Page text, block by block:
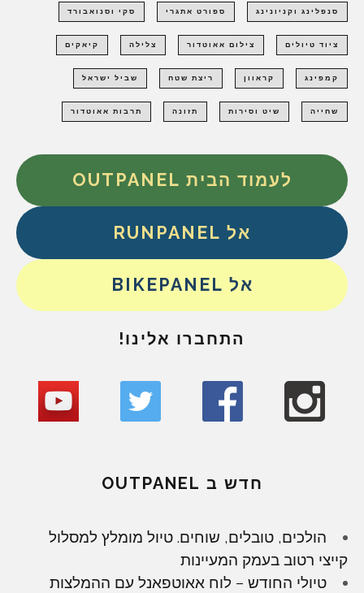
סנפלינג וקניונינג ספורט אתגרי סקי וסנואבורד
ציוד טיולים צילום אאוטדור צלילה קיאקים
קמפינג קראוון ריצת שטח שביל ישראל
שחייה שיט וסירות תזונה תרבות אאוטדור
לעמוד הבית OUTPANEL
אל RUNPANEL
אל BIKEPANEL
התחברו אלינו!
חדש ב OUTPANEL
הולכים, טובלים, שוחים. טיול מומלץ למסלול
קייצי רטוב בעמק המעיינות
טיולי החודש – לוח אאוטפאנל עם ההמלצות